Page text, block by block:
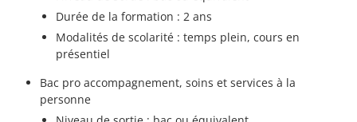
Durée de la formation : 2 ans
Modalités de scolarité : temps plein, cours en
présentiel
Bac pro accompagnement, soins et services à la
personne